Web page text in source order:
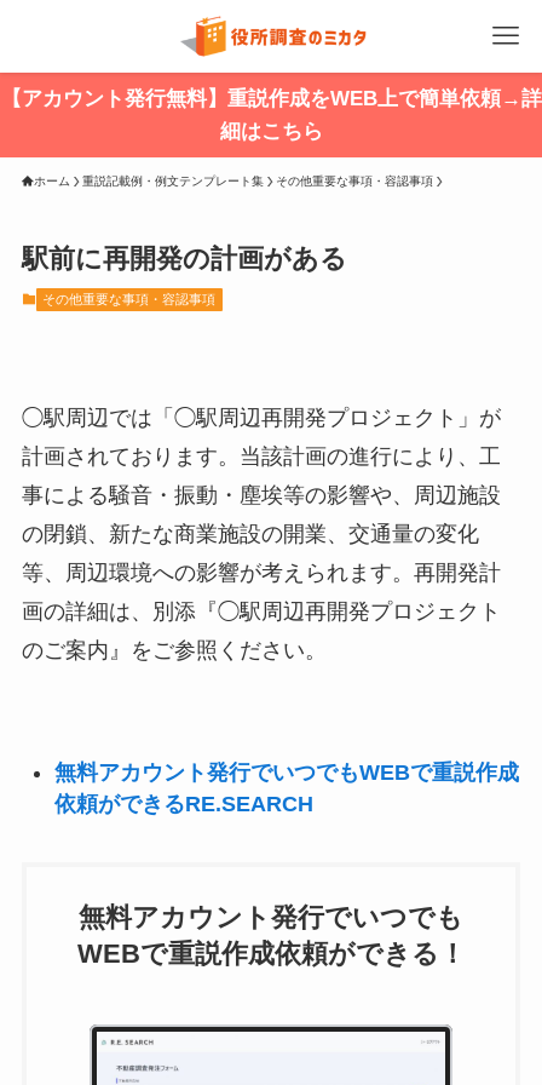
【アカウント発行無料】重説作成をWEB上で簡単依頼→詳
細はこちら
ホーム 重説記載例・例文テンプレート集 その他重要な事項・容認事項
駅前に再開発の計画がある
その他重要な事項・容認事項
◯駅周辺では「◯駅周辺再開発プロジェクト」が
計画されております。当該計画の進行により、工
事による騒音・振動・塵埃等の影響や、周辺施設
の閉鎖、新たな商業施設の開業、交通量の変化
等、周辺環境への影響が考えられます。再開発計
画の詳細は、別添『◯駅周辺再開発プロジェクト
のご案内』をご参照ください。
無料アカウント発行でいつでもWEBで重説作成
依頼ができるRE.SEARCH
無料アカウント発行でいつでも
WEBで重説作成依頼ができる！